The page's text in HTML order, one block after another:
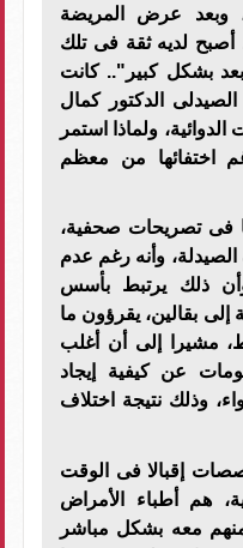
وبعد عرض المريضة
أصبح لديه ثقة فى تلك
بعد بشكل كبير".. كانت
الصيدلى الدكتور كمال
ولماذا استمر
اختفائها من معظم
فى تصريحات صحفية،
وأنه رغم عدم
وأن ذلك يرتبط بأسس
إلى بقالين، يقرؤون ما
مشيرا إلى أن أغلب
عن كيفية إيجاد
وذلك نتيجة اختلاف
إقبالا فى الوقت
هم أطباء الأمراض
منهم معه بشكل مباشر